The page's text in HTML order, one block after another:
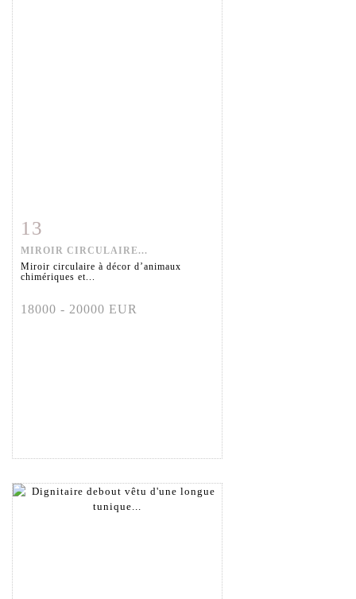
13
MIROIR CIRCULAIRE...
Miroir circulaire à décor d’animaux
chimériques et...
18000 - 20000 EUR